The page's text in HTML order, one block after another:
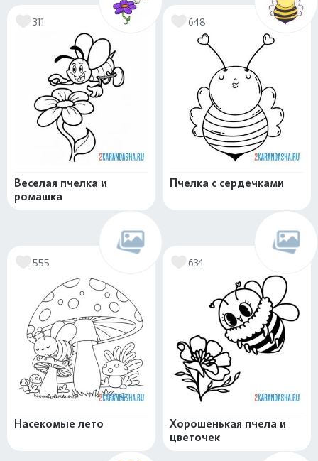
311
Веселая пчелка и
ромашка
648
Пчелка с сердечками
555
Насекомые лето
634
Хорошенькая пчела и
цветочек